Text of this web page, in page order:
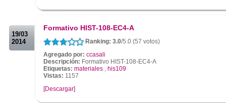
19/03
2014
Formativo HIST-108-EC4-A
Ranking: 3.0/5.0 (57 votos)
Agregado por: ccasali
Descripción: Formativo HIST-108-EC4-A
Etiquetas: materiales
his109
Vistas: 1157
[Descargar]